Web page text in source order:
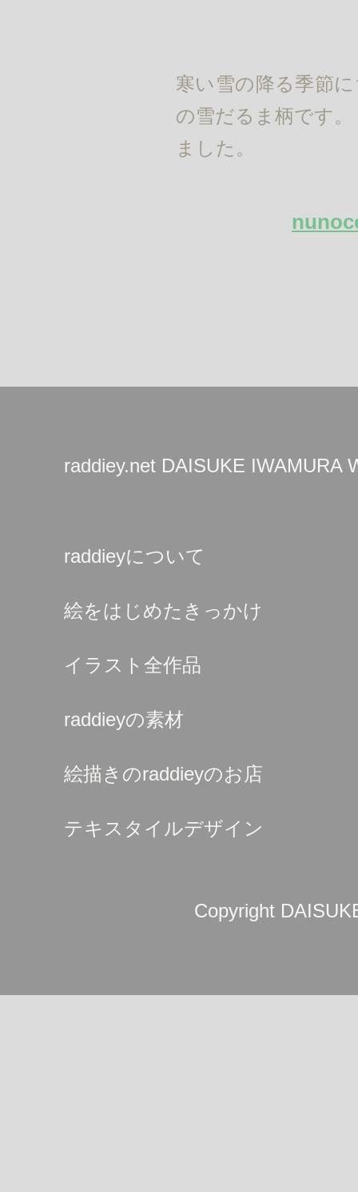
寒い雪の降る季節
の雪だるま柄です
ました。
raddiey.net DAISUKE IWAMURA
raddieyについて
絵をはじめたきっかけ
イラスト全作品
raddieyの素材
絵描きのraddieyのお店
テキスタイルデザイン
Copyright